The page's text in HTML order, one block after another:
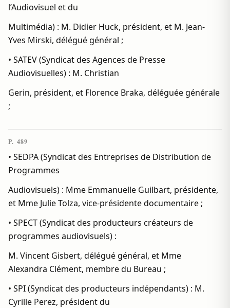
l’Audiovisuel et du
Multimédia) : M. Didier Huck, président, et M. Jean-
Yves Mirski, délégué général ;
• SATEV (Syndicat des Agences de Presse
Audiovisuelles) : M. Christian
Gerin, président, et Florence Braka, déléguée générale
;
P. 489
• SEDPA (Syndicat des Entreprises de Distribution de
Programmes
Audiovisuels) : Mme Emmanuelle Guilbart, présidente,
et Mme Julie Tolza, vice-présidente documentaire ;
• SPECT (Syndicat des producteurs créateurs de
programmes audiovisuels) :
M. Vincent Gisbert, délégué général, et Mme
Alexandra Clément, membre du Bureau ;
• SPI (Syndicat des producteurs indépendants) : M.
Cyrille Perez, président du